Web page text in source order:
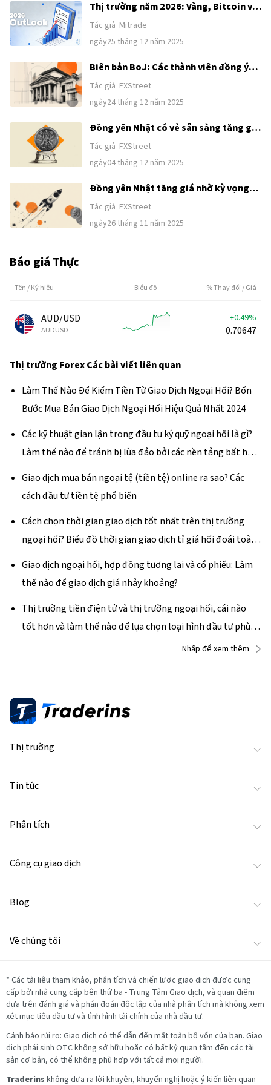
Thị trường năm 2026: Vàng, Bitcoin và
Đô la Mỹ có làm nên lịch sử một lần
nữa? — Đây là quan điểm của các tổ
chức hàng đầu
Tác giả Mitrade
ngày25 tháng 12 năm 2025
Biên bản BoJ: Các thành viên đồng ý
rằng BoJ sẽ tiếp tục tăng lãi suất nếu
các dự báo giá cả kinh tế trở thành
hiện thực
Tác giả FXStreet
ngày24 tháng 12 năm 2025
Đồng yên Nhật có vẻ sẵn sàng tăng giá
hơn nữa so với USD giữa những kỳ vọng
khác biệt giữa BoJ và Fed
Tác giả FXStreet
ngày04 tháng 12 năm 2025
Đồng yên Nhật tăng giá nhờ kỳ vọng
BoJ sẽ tăng lãi suất, USD/JPY chịu áp
lực từ Fed ôn hòa và USD yếu hơn
Tác giả FXStreet
ngày26 tháng 11 năm 2025
Báo giá Thực
Tên / Ký hiệu Biểu đồ % Thay đổi / Giá
AUD/USD
AUDUSD
+0.49%
0.70647
Thị trường ForexCác bài viết liên quan
Làm Thế Nào Để Kiếm Tiền Từ Giao Dịch Ngoại Hối? Bốn
Bước Mua Bán Giao Dịch Ngoại Hối Hiệu Quả Nhất 2024
Các kỹ thuật gian lận trong đầu tư ký quỹ ngoại hối là gì?
Làm thế nào để tránh bị lừa đảo bởi các nền tảng bất hợp
Giao dịch mua bán ngoại tệ (tiền tệ) online ra sao? Các
cách đầu tư tiền tệ phổ biến
Cách chọn thời gian giao dịch tốt nhất trên thị trường
ngoại hối? Biểu đồ thời gian giao dịch tỉ giá hối đoái toàn
Giao dịch ngoại hối, hợp đồng tương lai và cổ phiếu: Làm
thế nào để giao dịch giá nhảy khoảng?
Thị trường tiền điện tử và thị trường ngoại hối, cái nào
tốt hơn và làm thế nào để lựa chọn loại hình đầu tư phù
Nhấp để xem thêm
Thị trường
Tin tức
Phân tích
Công cụ giao dịch
Blog
Về chúng tôi
* Các tài liệu tham khảo, phân tích và chiến lược giao dịch được cung
cấp bởi nhà cung cấp bên thứ ba - Trung Tâm Giao dịch, và quan điểm
dựa trên đánh giá và phán đoán độc lập của nhà phân tích mà không xem
xét mục tiêu đầu tư và tình hình tài chính của nhà đầu tư.
Cảnh báo rủi ro: Giao dịch có thể dẫn đến mất toàn bộ vốn của bạn. Giao
dịch phái sinh OTC không sở hữu hoặc có bất kỳ quan tâm đến các tài
sản cơ bản, có thể không phù hợp với tất cả mọi người.
Traderins không đưa ra lời khuyên, khuyến nghị hoặc ý kiến liên quan